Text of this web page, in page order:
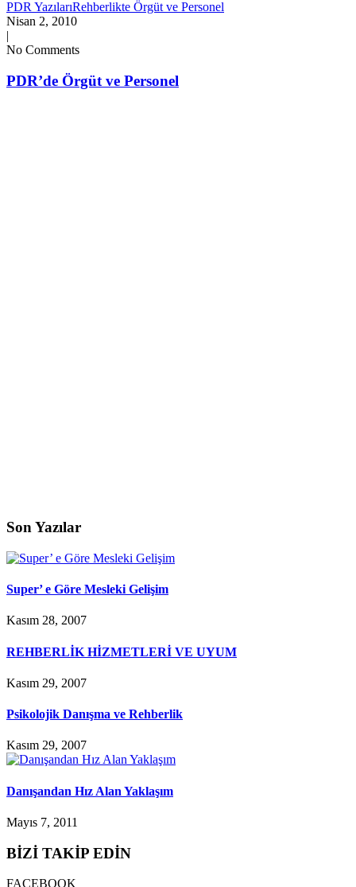
PDR YazılarıRehberlikte Örgüt ve Personel
Nisan 2, 2010
|
No Comments
PDR’de Örgüt ve Personel
Son Yazılar
Super’ e Göre Mesleki Gelişim
Kasım 28, 2007
REHBERLİK HİZMETLERİ VE UYUM
Kasım 29, 2007
Psikolojik Danışma ve Rehberlik
Kasım 29, 2007
Danışandan Hız Alan Yaklaşım
Mayıs 7, 2011
BİZİ TAKİP EDİN
FACEBOOK